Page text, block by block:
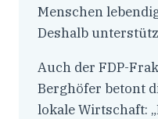
Menschen
Deshalb
Auch der FDP-
Berghöfer betont
lokale Wirtschaft: